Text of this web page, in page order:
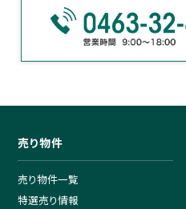
売り物件
売り物件一覧
特選売り情報